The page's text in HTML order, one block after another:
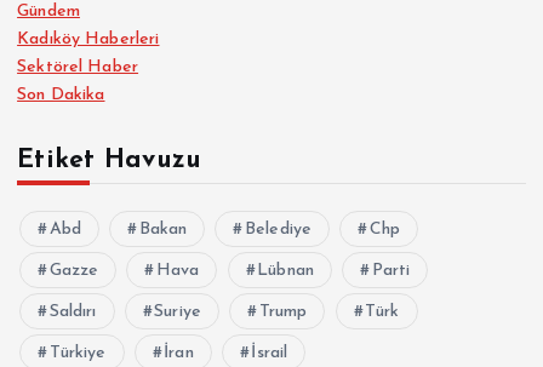
Gündem
Kadıköy Haberleri
Sektörel Haber
Son Dakika
Etiket Havuzu
Abd Bakan Belediye Chp
Gazze Hava Lübnan Parti
Saldırı Suriye Trump Türk
Türkiye İran İsrail